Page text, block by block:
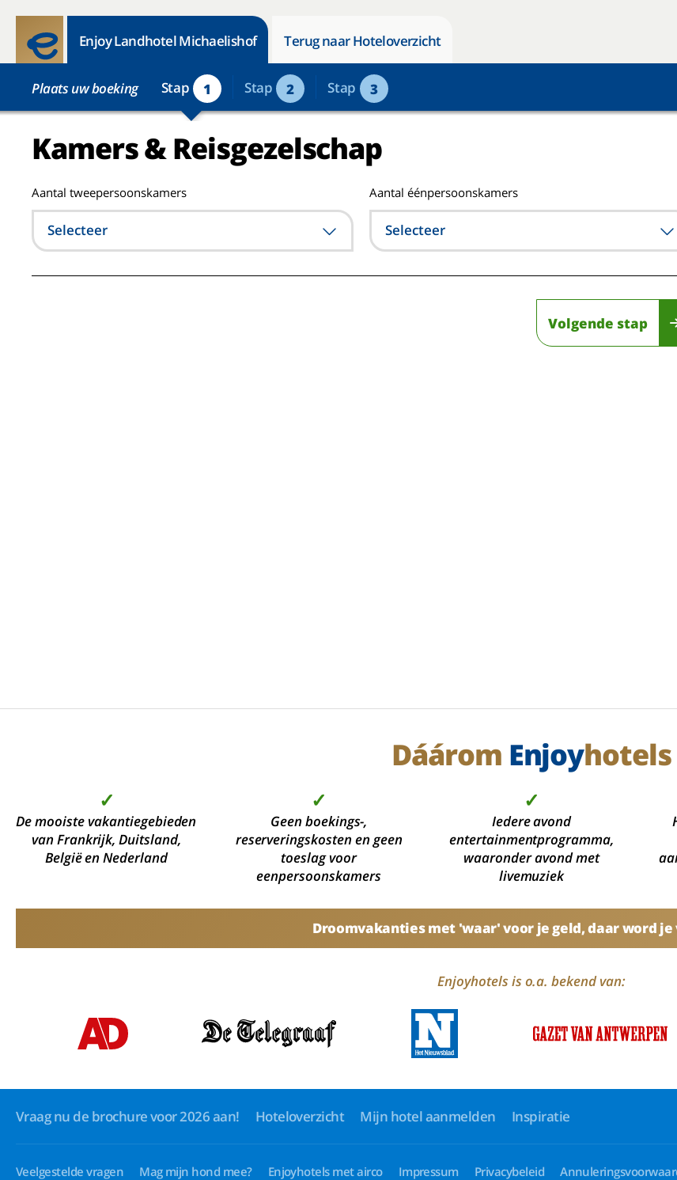
Enjoy Landhotel Michaelishof Terug naar Hoteloverzicht
Plaats uw boeking Stap 1 Stap 2 Stap 3
Kamers & Reisgezelschap
Aantal tweepersoonskamers
Selecteer
Aantal éénpersoonskamers
Selecteer
Volgende stap
Dáárom Enjoyhotels
✓
De mooiste vakantiegebieden
van Frankrijk, Duitsland,
België en Nederland
✓
Geen boekings-,
reserveringskosten en geen
toeslag voor
eenpersoonskamers
✓
Iedere avond
entertainmentprogramma,
waaronder avond met
livemuziek
Droomvakanties met 'waar' voor je geld, daar word
Enjoyhotels is o.a. bekend van:
Vraag nu de brochure voor 2026 aan! Hoteloverzicht Mijn hotel aanmelden Inspiratie
Veelgestelde vragen Mag mijn hond mee? Enjoyhotels met airco Impressum Privacybeleid